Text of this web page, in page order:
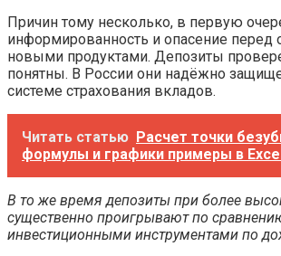
Причин тому несколько, в первую
информированность и опасение перед
новыми продуктами. Депозиты
понятны. В России они надёжно
системе страхования вкладов.
Читать статью Расчет точки
формулы и графики примеры в
В то же время депозиты при более
существенно проигрывают по
инвестиционными инструментами по